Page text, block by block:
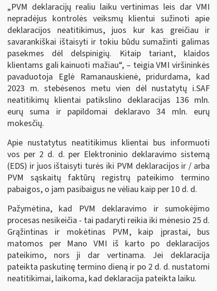
„PVM deklaracijų realiu laiku vertinimas leis dar VMI
nepradėjus kontrolės veiksmų klientui sužinoti apie
deklaracijos neatitikimus, juos kur kas greičiau ir
savarankiškai ištaisyti ir tokiu būdu sumažinti galimas
pasekmes dėl delspinigių. Kitaip tariant, klaidos
klientams gali kainuoti mažiau“, – teigia VMI viršininkės
pavaduotoja Eglė Ramanauskienė, pridurdama, kad
2023 m. stebėsenos metu vien dėl nustatytų i.SAF
neatitikimų klientai patikslino deklaracijas 136 mln.
eurų suma ir papildomai deklaravo 34 mln. eurų
mokesčių.
Apie nustatytus neatitikimus klientai bus informuoti
vos per 2 d. d. per Elektroninio deklaravimo sistemą
(EDS) ir juos ištaisyti turės iki PVM deklaracijos ir / arba
PVM sąskaitų faktūrų registrų pateikimo termino
pabaigos, o jam pasibaigus ne vėliau kaip per 10 d. d.
Pažymėtina, kad PVM deklaravimo ir sumokėjimo
procesas nesikeičia - tai padaryti reikia iki mėnesio 25 d.
Grąžintinas ir mokėtinas PVM, kaip įprastai, bus
matomos per Mano VMI iš karto po deklaracijos
pateikimo, nors ji dar vertinama. Jei deklaracija
pateikta paskutinę termino dieną ir po 2 d. d. nustatomi
neatitikimai, laikoma, kad deklaracija pateikta laiku.